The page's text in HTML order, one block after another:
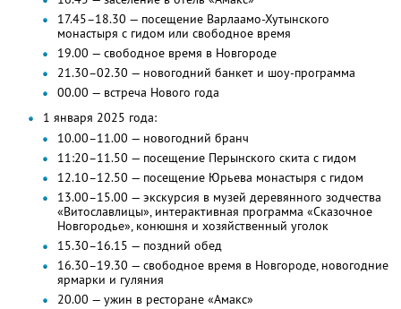
17.45–18.30 — посещение Варлаамо-Хутынского
монастыря с гидом или свободное время
19.00 — свободное время в Новгороде
21.30–02.30 — новогодний банкет и шоу-программа
00.00 — встреча Нового года
1 января 2025 года:
10.00–11.00 — новогодний бранч
11:20–11.50 — посещение Перынского скита с гидом
12.10–12.50 — посещение Юрьева монастыря с гидом
13.00–15.00 — экскурсия в музей деревянного зодчества
«Витославлицы», интерактивная программа «Сказочное
Новгородье», конюшня и хозяйственный уголок
15.30–16.15 — поздний обед
16.30–19.30 — свободное время в Новгороде, новогодние
ярмарки и гуляния
20.00 — ужин в ресторане «Амакс»